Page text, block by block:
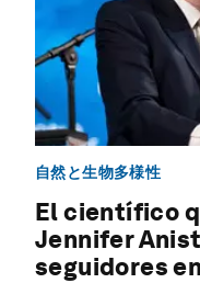
自然と生物多様性
El científico
Jennifer
seguidores